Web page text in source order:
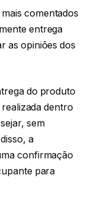
comentados
entrega
as opiniões dos
do produto
dentro
sem
a
confirmação
para